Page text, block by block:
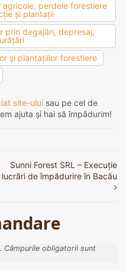
perdele forestiere
şi plantaţii
prin degajări, depresaj,
şi plantaţiilor forestiere
site-ului sau pe cel de
ajuta și hai să împădurim!
Sunni Forest SRL – Execuție
lucrări de împădurire în Bacău
Câmpurile obligatorii sunt